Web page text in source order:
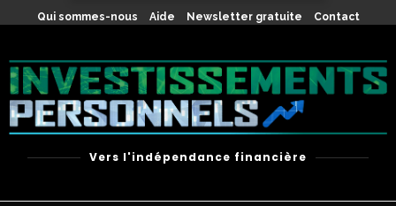
Qui sommes-nous Aide Newsletter gratuite Contact
Vers l'indépendance financière